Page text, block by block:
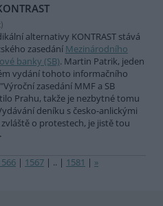
alternativy KONTRAST stává
zasedání Mezinárodního
banky (SB). Martin Patrik, jeden
vydání tohoto informačního
zasedání MMF a SB
Prahu, takže je nezbytné tomu
deníku s česko-anlickými
o protestech, je jistě tou
| 1567 | .. | 1581 | »